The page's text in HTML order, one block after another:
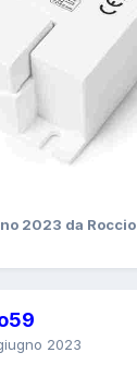
2023 da Roccio
2023